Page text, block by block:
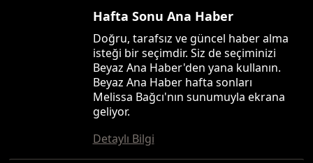
Hafta Sonu Ana Haber
Doğru, tarafsız ve güncel haber alma
isteği bir seçimdir. Siz de seçiminizi
Beyaz Ana Haber'den yana kullanın.
Beyaz Ana Haber hafta sonları
Melissa Bağcı'nın sunumuyla ekrana
geliyor.
Detaylı Bilgi